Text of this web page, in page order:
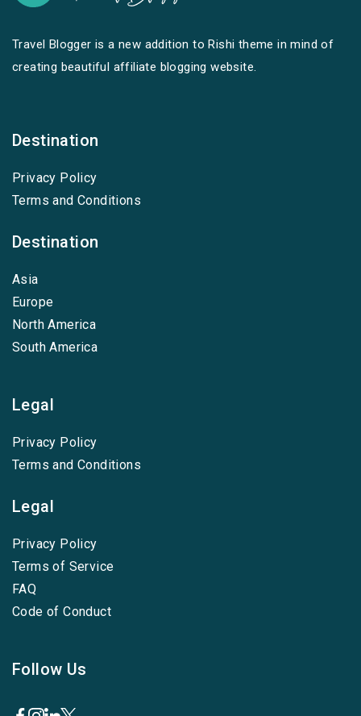
Travel Blogger is a new addition to Rishi theme in mind of
creating beautiful affiliate blogging website.
Destination
Privacy Policy
Terms and Conditions
Destination
Asia
Europe
North America
South America
Legal
Privacy Policy
Terms and Conditions
Legal
Privacy Policy
Terms of Service
FAQ
Code of Conduct
Follow Us